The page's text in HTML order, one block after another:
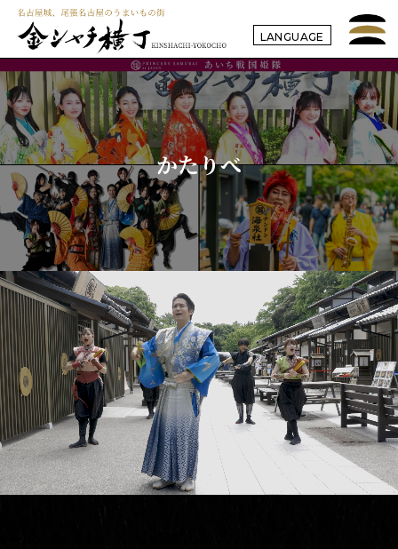
LANGUAGE
かたりべ